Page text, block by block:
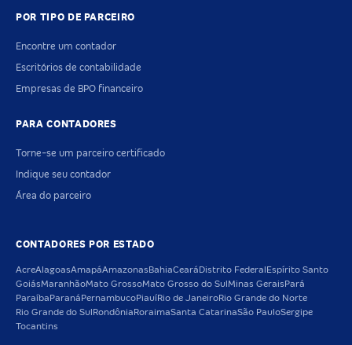
POR TIPO DE PARCEIRO
Encontre um contador
Escritórios de contabilidade
Empresas de BPO financeiro
PARA CONTADORES
Torne-se um parceiro certificado
Indique seu contador
Área do parceiro
CONTADORES POR ESTADO
AcreAlagoasAmapáAmazonas BahiaCeará Distrito Federal Espírito Santo
GoiásMaranhãoMato GrossoMato Grosso do Sul Minas Gerais Pará
Paraíba Paraná PernambucoPiauíRio de JaneiroRio Grande do Norte
Rio Grande do Sul Rondônia RoraimaSanta CatarinaSão PauloSergipe
Tocantins